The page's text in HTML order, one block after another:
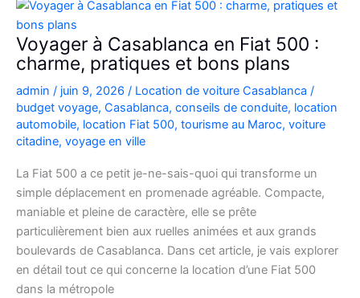
Picanto
à
Casablanca
vos
déplacements
Voyager à Casablanca en Fiat 500 :
charme, pratiques et bons plans
admin / juin 9, 2026 / Location de voiture Casablanca /
budget voyage, Casablanca, conseils de conduite, location
automobile, location Fiat 500, tourisme au Maroc, voiture
citadine, voyage en ville
La Fiat 500 a ce petit je-ne-sais-quoi qui transforme un
simple déplacement en promenade agréable. Compacte,
maniable et pleine de caractère, elle se prête
particulièrement bien aux ruelles animées et aux grands
boulevards de Casablanca. Dans cet article, je vais explorer
en détail tout ce qui concerne la location d’une Fiat 500
dans la métropole